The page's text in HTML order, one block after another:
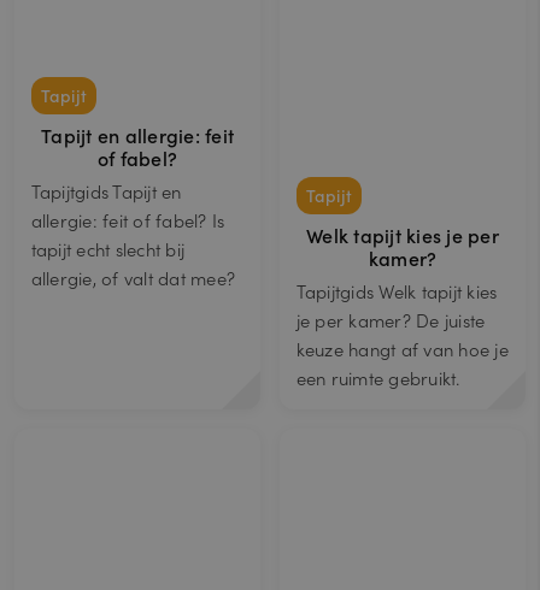
Tapijt
Tapijt en allergie: feit
of fabel?
Tapijtgids Tapijt en
allergie: feit of fabel? Is
tapijt echt slecht bij
allergie, of valt dat mee?
Tapijt
Welk tapijt kies je per
kamer?
Tapijtgids Welk tapijt kies
je per kamer? De juiste
keuze hangt af van hoe je
een ruimte gebruikt.